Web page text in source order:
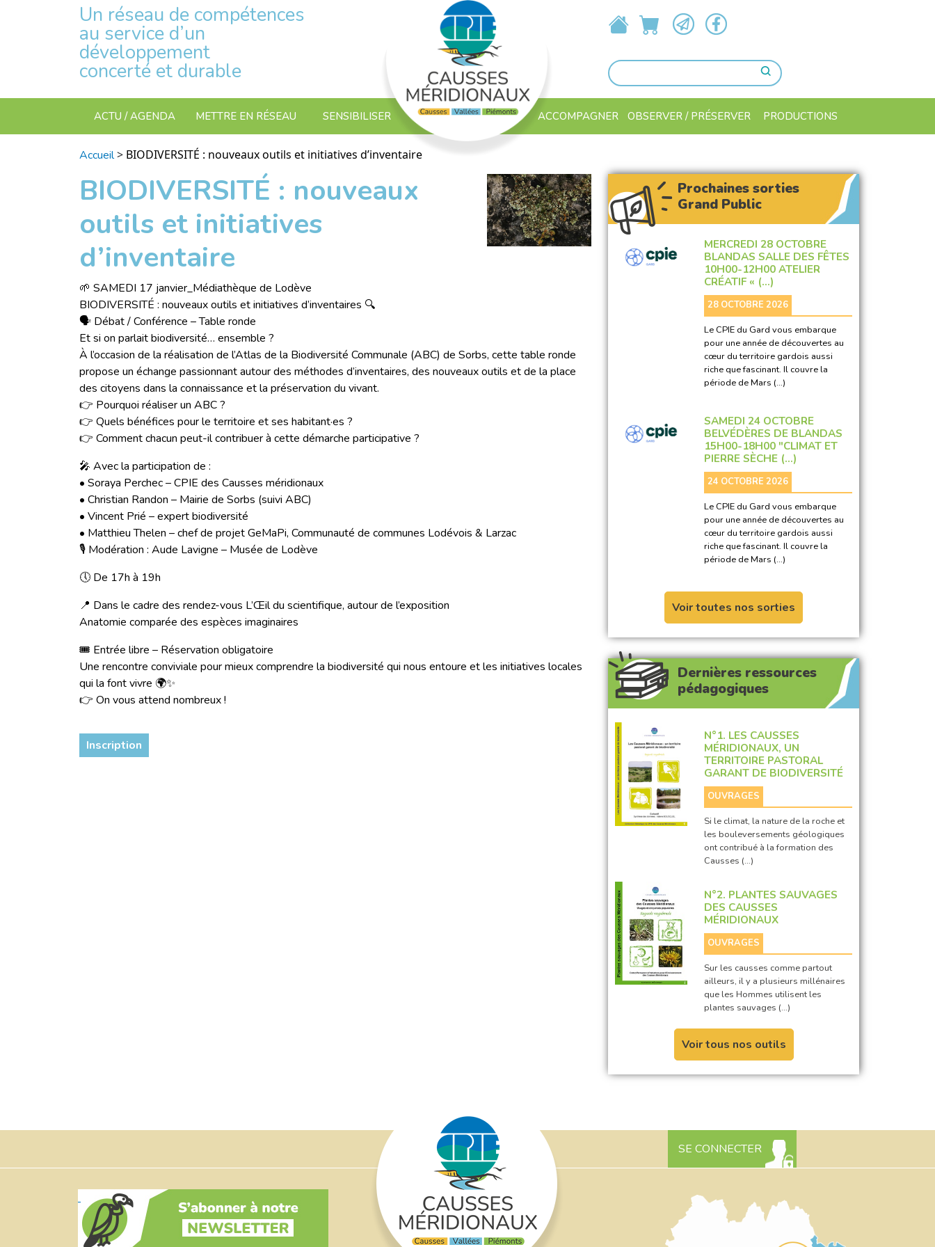
Un réseau de compétences
au service d’un
développement
concerté et durable
ACTU / AGENDA METTRE EN RÉSEAU SENSIBILISER ACCOMPAGNER OBSERVER / PRÉSERVER PRODUCTIONS
Accueil> BIODIVERSITÉ : nouveaux outils et initiatives d’inventaire
BIODIVERSITÉ : nouveaux
outils et initiatives
d’inventaire
🌱 SAMEDI 17 janvier_Médiathèque de Lodève
BIODIVERSITÉ : nouveaux outils et initiatives d’inventaires 🔍
🗣️ Débat / Conférence – Table ronde
Et si on parlait biodiversité… ensemble ?
À l’occasion de la réalisation de l’Atlas de la Biodiversité Communale (ABC) de Sorbs, cette table ronde
propose un échange passionnant autour des méthodes d’inventaires, des nouveaux outils et de la place
des citoyens dans la connaissance et la préservation du vivant.
👉 Pourquoi réaliser un ABC ?
👉 Quels bénéfices pour le territoire et ses habitant·es ?
👉 Comment chacun peut-il contribuer à cette démarche participative ?
🎤 Avec la participation de :
• Soraya Perchec – CPIE des Causses méridionaux
• Christian Randon – Mairie de Sorbs (suivi ABC)
• Vincent Prié – expert biodiversité
• Matthieu Thelen – chef de projet GeMaPi, Communauté de communes Lodévois & Larzac
🎙️ Modération : Aude Lavigne – Musée de Lodève
🕔 De 17h à 19h
📍 Dans le cadre des rendez-vous L’Œil du scientifique, autour de l’exposition
Anatomie comparée des espèces imaginaires
🎟️ Entrée libre – Réservation obligatoire
Une rencontre conviviale pour mieux comprendre la biodiversité qui nous entoure et les initiatives locales
qui la font vivre 🌍✨
👉 On vous attend nombreux !
Inscription
Prochaines sorties
Grand Public
MERCREDI 28 OCTOBRE
BLANDAS SALLE DES FÊTES
10H00-12H00 ATELIER
CRÉATIF « (…)
28 OCTOBRE 2026
Le CPIE du Gard vous embarque
pour une année de découvertes au
cœur du territoire gardois aussi
riche que fascinant. Il couvre la
période de Mars (…)
SAMEDI 24 OCTOBRE
BELVÉDÈRES DE BLANDAS
15H00-18H00 "CLIMAT ET
PIERRE SÈCHE (…)
24 OCTOBRE 2026
Le CPIE du Gard vous embarque
pour une année de découvertes au
cœur du territoire gardois aussi
riche que fascinant. Il couvre la
période de Mars (…)
Voir toutes nos sorties
Dernières ressources
pédagogiques
N°1. LES CAUSSES
MÉRIDIONAUX, UN
TERRITOIRE PASTORAL
GARANT DE BIODIVERSITÉ
OUVRAGES
Si le climat, la nature de la roche et
les bouleversements géologiques
ont contribué à la formation des
Causses (…)
N°2. PLANTES SAUVAGES
DES CAUSSES
MÉRIDIONAUX
OUVRAGES
Sur les causses comme partout
ailleurs, il y a plusieurs millénaires
que les Hommes utilisent les
plantes sauvages (…)
Voir tous nos outils
SE CONNECTER